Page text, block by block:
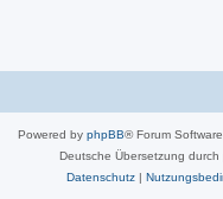
Powered by phpBB® Forum
Deutsche Übersetzung durch
Datenschutz|